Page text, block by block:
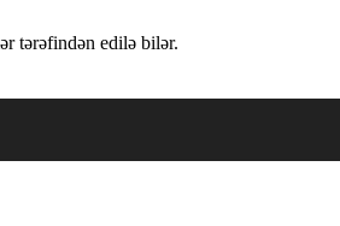
tərəfindən edilə bilər.